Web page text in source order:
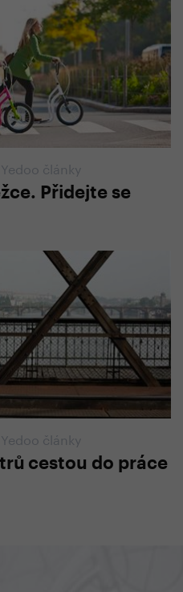
články
Přidejte se
články
cestou do práce